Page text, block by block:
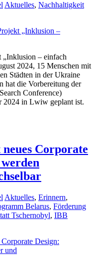
Aktuelles, Nachhaltigkeit
– einfach
2024, 15 Menschen mit
Städten in der Ukraine
hat die Vorbereitung der
Conference)
2024 in Lwiw geplant ist.
Corporate
Aktuelles, Erinnern,
Belarus, Förderung
Tschernobyl, IBB